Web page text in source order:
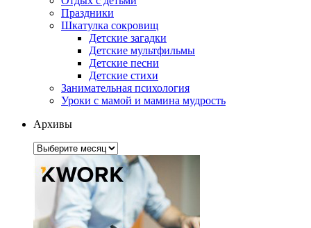
Праздники
Шкатулка сокровищ
Детские загадки
Детские мультфильмы
Детские песни
Детские стихи
Занимательная психология
Уроки с мамой и мамина мудрость
Архивы
Архивы